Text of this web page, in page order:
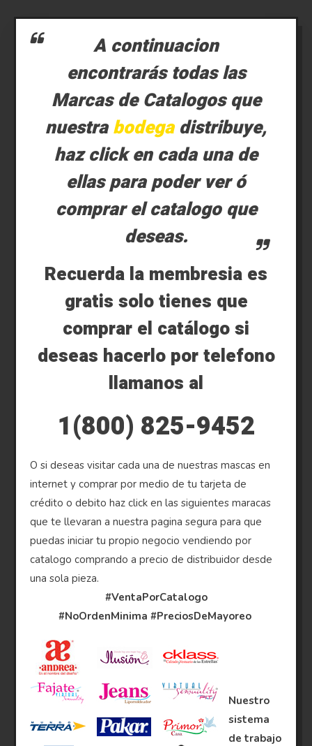
A continuacion
encontrarás todas las
Marcas de Catalogos que
nuestrabodegadistribuye,
haz click en cada una de
ellas para poder ver ó
comprar el catalogo que
deseas.
Recuerda la membresia es
gratis solo tienes que
comprar el catálogo si
deseas hacerlo por telefono
llamanos al
1(800) 825-9452
O si deseas visitar cada una de nuestras mascas en
internet y comprar por medio de tu tarjeta de
crédito o debito haz click en las siguientes maracas
que te llevaran a nuestra pagina segura para que
puedas iniciar tu propio negocio vendiendo por
catalogo comprando a precio de distribuidor desde
una sola pieza.
#VentaPorCatalogo
#NoOrdenMinima #PreciosDeMayoreo
Nuestro
sistema
de trabajo